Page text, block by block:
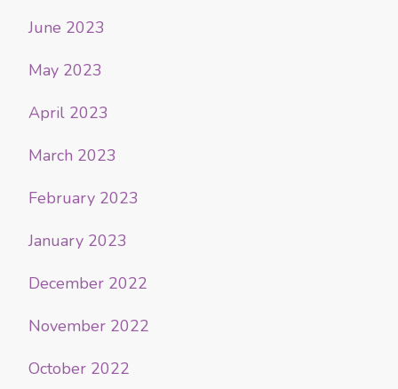
June 2023
May 2023
April 2023
March 2023
February 2023
January 2023
December 2022
November 2022
October 2022